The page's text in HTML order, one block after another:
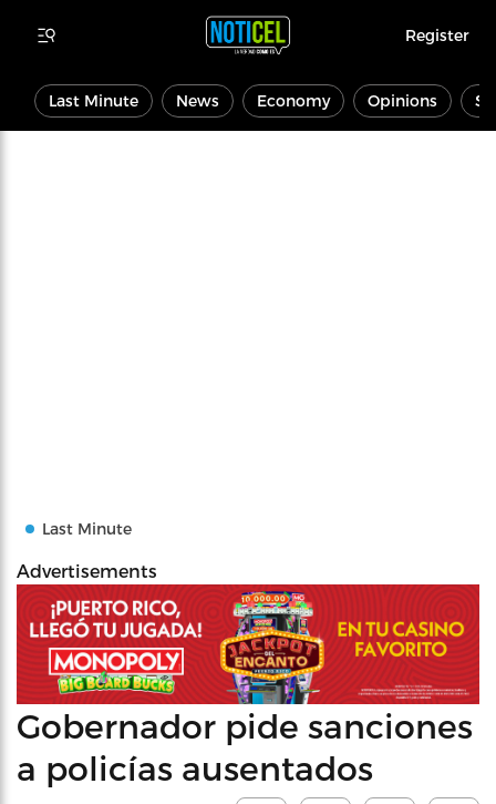
Register
Last Minute News Economy Opinions
Last Minute
Advertisements
Gobernador pide sanciones
a policías ausentados